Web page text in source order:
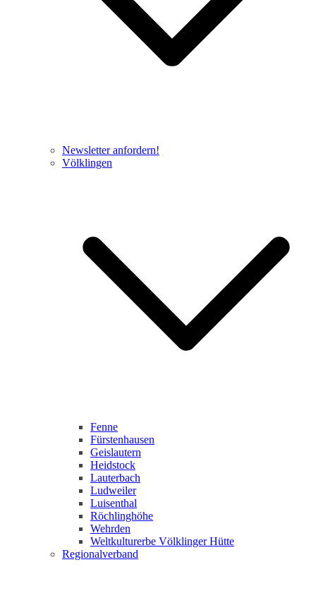
Newsletter anfordern!
Völklingen
Fenne
Fürstenhausen
Geislautern
Heidstock
Lauterbach
Ludweiler
Luisenthal
Röchlinghöhe
Wehrden
Weltkulturerbe Völklinger Hütte
Regionalverband